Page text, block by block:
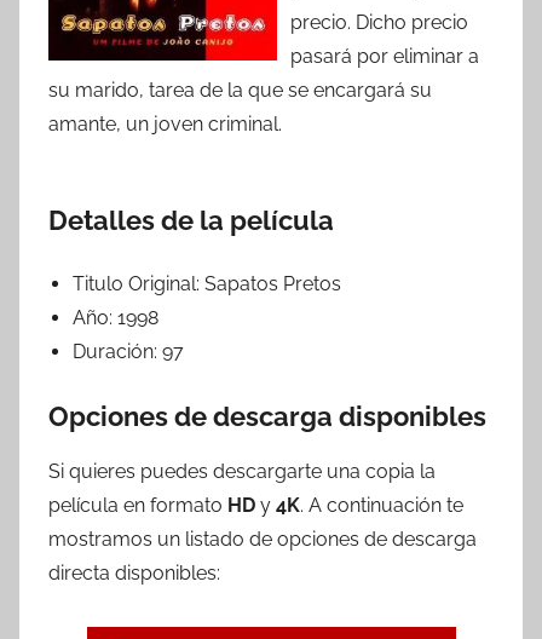
precio. Dicho precio
pasará por eliminar a
su marido, tarea de la que se encargará su
amante, un joven criminal.
Detalles de la película
Titulo Original: Sapatos Pretos
Año: 1998
Duración: 97
Opciones de descarga disponibles
Si quieres puedes descargarte una copia la
película en formato HD y 4K. A continuación te
mostramos un listado de opciones de descarga
directa disponibles: